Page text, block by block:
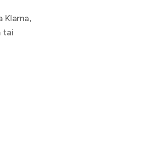
Klarna,
tai